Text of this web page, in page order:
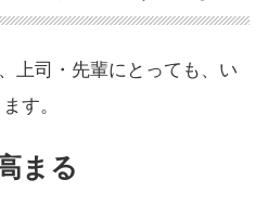
上司・先輩にとっても、い
す。
まる